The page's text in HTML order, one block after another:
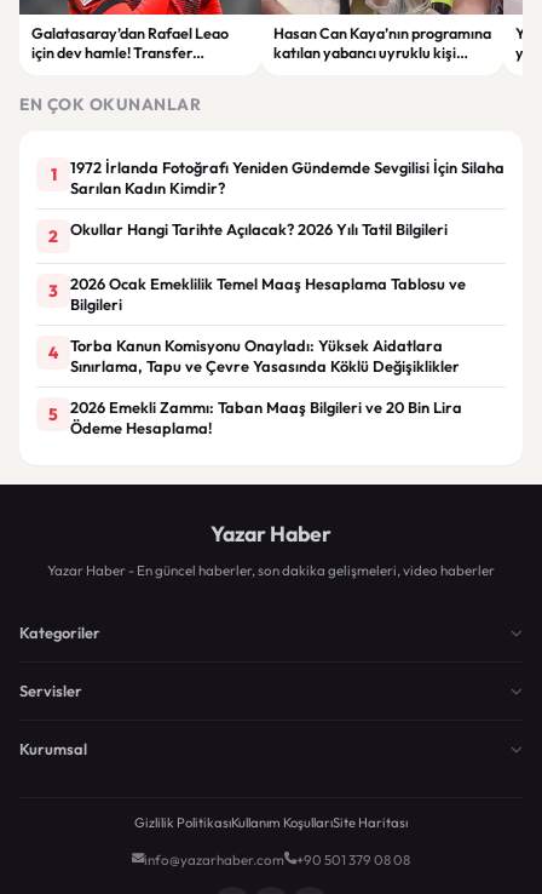
Galatasaray’dan Rafael Leao
için dev hamle! Transfer
Hasan Can Kaya’nın programına
katılan yabancı uyruklu kişi
EN ÇOK OKUNANLAR
1
1972 İrlanda Fotoğrafı Yeniden Gündemde Sevgilisi İçin Silaha
Sarılan Kadın Kimdir?
2 Okullar Hangi Tarihte Açılacak? 2026 Yılı Tatil Bilgileri
3
2026 Ocak Emeklilik Temel Maaş Hesaplama Tablosu ve
Bilgileri
4
Torba Kanun Komisyonu Onayladı: Yüksek Aidatlara
Sınırlama, Tapu ve Çevre Yasasında Köklü Değişiklikler
5
2026 Emekli Zammı: Taban Maaş Bilgileri ve 20 Bin Lira
Ödeme Hesaplama!
Yazar Haber
Yazar Haber - En güncel haberler, son dakika gelişmeleri, video haberler
Kategoriler
Servisler
Kurumsal
Gizlilik PolitikasıKullanım KoşullarıSite Haritası
info@yazarhaber.com +90 501 379 08 08